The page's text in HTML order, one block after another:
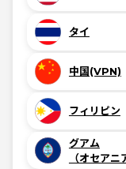
タイ
中国(VPN)
フィリピン
グアム
（オセアニ